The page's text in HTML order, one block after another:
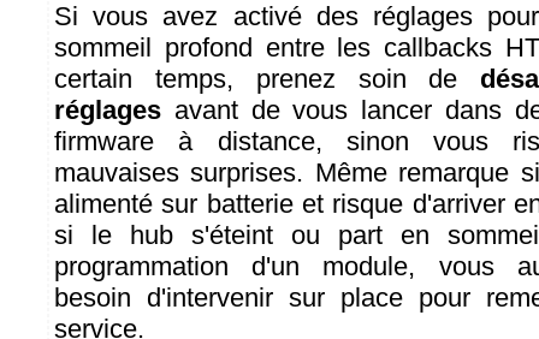
Si vous avez activé des réglages
sommeil profond entre les callbacks
certain temps, prenez soin de
réglages avant de vous lancer dans
firmware à distance, sinon vous
mauvaises surprises. Même remarque
alimenté sur batterie et risque d'arriver
si le hub s'éteint ou part en
programmation d'un module, vous
besoin d'intervenir sur place pour
service.